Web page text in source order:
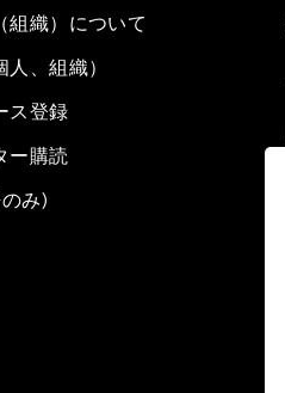
組織）について
、組織）
ス登録
ー購読
み)